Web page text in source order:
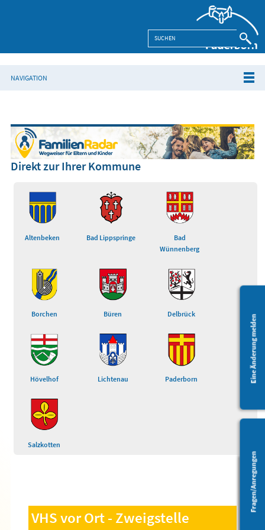
Barrierefreiheit
NAVIGATION
Eine Änderung melden
Fragen/Anregungen
Direkt zur Ihrer Kommune
Altenbeken Bad Lippspringe
Bad
Wünnenberg
Borchen Büren Delbrück
Hövelhof Lichtenau Paderborn
Salzkotten
VHS vor Ort - Zweigstelle